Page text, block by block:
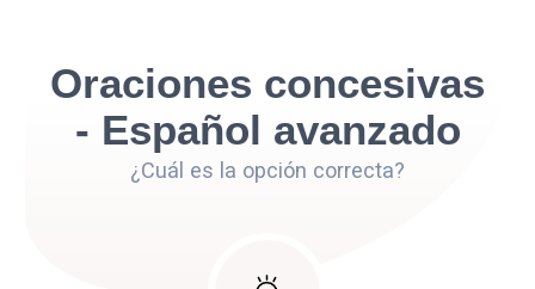
Oraciones concesivas
- Español avanzado
¿Cuál es la opción correcta?